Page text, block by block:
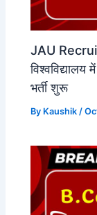
JAU
भर्ती शुरू
By Kaushik /